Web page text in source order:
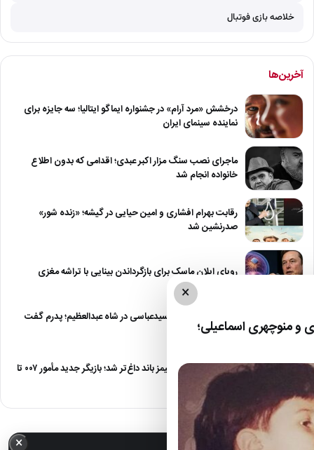
خلاصه بازی فوتبال
آخرین‌ها
درخشش «مرد آرام» در جشنواره ایماگو ایتالیا؛ سه جایزه برای
نماینده سینمای ایران
ماجرای نصب سنگ مزار اکبر عبدی؛ اقدامی که بدون اطلاع
خانواده انجام شد
رقابت بهرام افشاری و امین حیایی در گیشه؛ «زنده شور»
صدرنشین شد
رویای ایلان ماسک برای بازگرداندن بینایی با تراشه مغزی
درگیری شدید داود سیدعباسی در شاه عبدالعظیم؛ پدرم گفت
طرف مُرد!
رقابت برای نقش جیمز باند داغ‌تر شد؛ بازیگر جدید مأمور ۰۰۷ تا
پایان…
×
منوچهری اسماعیلی؛
×